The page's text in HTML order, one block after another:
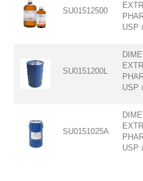
SU01512500
USP
SU0151200L
USP
SU0151025A
USP